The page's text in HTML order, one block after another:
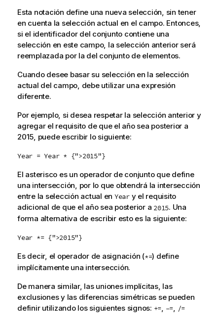
Esta notación define una nueva selección, sin tener
en cuenta la selección actual en el campo. Entonces,
si el identificador del conjunto contiene una
selección en este campo, la selección anterior será
reemplazada por la del conjunto de elementos.
Cuando desee basar su selección en la selección
actual del campo, debe utilizar una expresión
diferente.
Por ejemplo, si desea respetar la selección anterior y
agregar el requisito de que el año sea posterior a
2015, puede escribir lo siguiente:
Year = Year * {">2015"}
El asterisco es un operador de conjunto que define
una intersección, por lo que obtendrá la intersección
entre la selección actual en Yeary el requisito
adicional de que el año sea posterior a 2015. Una
forma alternativa de escribir esto es la siguiente:
Year *= {">2015"}
Es decir, el operador de asignación (*=) define
implícitamente una intersección.
De manera similar, las uniones implícitas, las
exclusiones y las diferencias simétricas se pueden
definir utilizando los siguientes signos: += –= /=